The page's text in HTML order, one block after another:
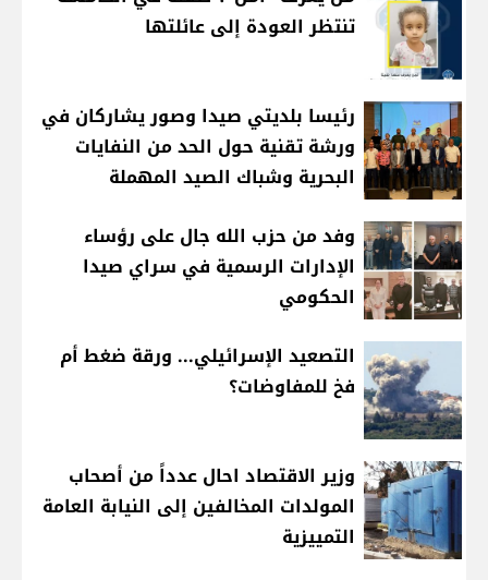
تنتظر العودة إلى عائلتها
رئيسا بلديتي صيدا وصور يشاركان في
ورشة تقنية حول الحد من النفايات
البحرية وشباك الصيد المهملة
وفد من حزب الله جال على رؤساء
الإدارات الرسمية في سراي صيدا
الحكومي
التصعيد الإسرائيلي... ورقة ضغط أم
فخ للمفاوضات؟
وزير الاقتصاد احال عدداً من أصحاب
المولدات المخالفين إلى النيابة العامة
التمييزية